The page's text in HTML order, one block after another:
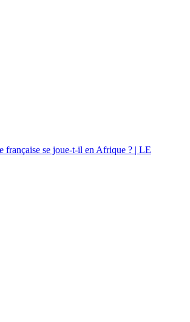
française se joue-t-il en Afrique ? | LE